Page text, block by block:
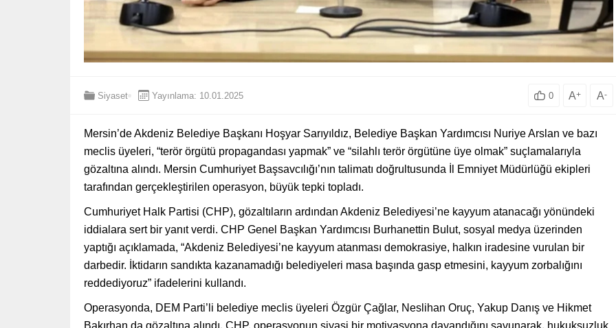
Siyaset Yayınlama: 10.01.2025 0 A+ A-
Mersin’de Akdeniz Belediye Başkanı Hoşyar Sarıyıldız, Belediye Başkan Yardımcısı Nuriye Arslan ve bazı
meclis üyeleri, “terör örgütü propagandası yapmak” ve “silahlı terör örgütüne üye olmak” suçlamalarıyla
gözaltına alındı. Mersin Cumhuriyet Başsavcılığı’nın talimatı doğrultusunda İl Emniyet Müdürlüğü ekipleri
tarafından gerçekleştirilen operasyon, büyük tepki topladı.
Cumhuriyet Halk Partisi (CHP), gözaltıların ardından Akdeniz Belediyesi’ne kayyum atanacağı yönündeki
iddialara sert bir yanıt verdi. CHP Genel Başkan Yardımcısı Burhanettin Bulut, sosyal medya üzerinden
yaptığı açıklamada, “Akdeniz Belediyesi’ne kayyum atanması demokrasiye, halkın iradesine vurulan bir
darbedir. İktidarın sandıkta kazanamadığı belediyeleri masa başında gasp etmesini, kayyum zorbalığını
reddediyoruz” ifadelerini kullandı.
Operasyonda, DEM Parti’li belediye meclis üyeleri Özgür Çağlar, Neslihan Oruç, Yakup Danış ve Hikmet